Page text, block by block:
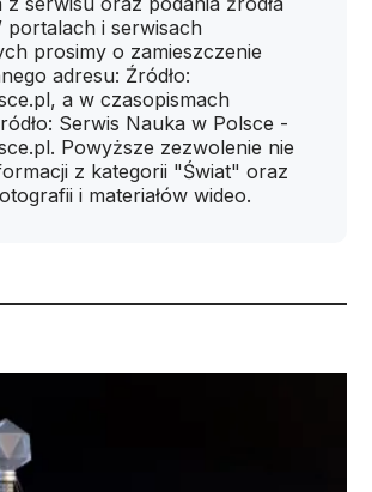
portalach i serwisach
prosimy o zamieszczenie
adresu: Źródło:
a w czasopismach
Serwis Nauka w Polsce -
Powyższe zezwolenie nie
z kategorii "Świat" oraz
i materiałów wideo.